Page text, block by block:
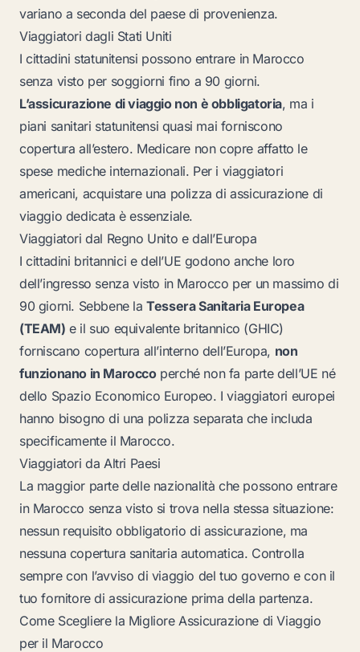
variano a seconda del paese di provenienza.
Viaggiatori dagli Stati Uniti
I cittadini statunitensi possono entrare in Marocco
senza visto per soggiorni fino a 90 giorni.
L’assicurazione di viaggio non è obbligatoria, ma i
piani sanitari statunitensi quasi mai forniscono
copertura all’estero. Medicare non copre affatto le
spese mediche internazionali. Per i viaggiatori
americani, acquistare una polizza di assicurazione di
viaggio dedicata è essenziale.
Viaggiatori dal Regno Unito e dall’Europa
I cittadini britannici e dell’UE godono anche loro
dell’ingresso senza visto in Marocco per un massimo di
90 giorni. Sebbene laTessera Sanitaria Europea
(TEAM) e il suo equivalente britannico (GHIC)
forniscano copertura all’interno dell’Europa, non
funzionano in Maroccoperché non fa parte dell’UE né
dello Spazio Economico Europeo. I viaggiatori europei
hanno bisogno di una polizza separata che includa
specificamente il Marocco.
Viaggiatori da Altri Paesi
La maggior parte delle nazionalità che possono entrare
in Marocco senza visto si trova nella stessa situazione:
nessun requisito obbligatorio di assicurazione, ma
nessuna copertura sanitaria automatica. Controlla
sempre con l’avviso di viaggio del tuo governo e con il
tuo fornitore di assicurazione prima della partenza.
Come Scegliere la Migliore Assicurazione di Viaggio
per il Marocco